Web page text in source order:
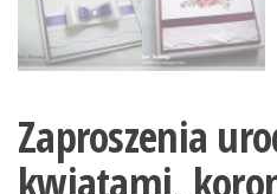
Zaproszenia
kwiatami,